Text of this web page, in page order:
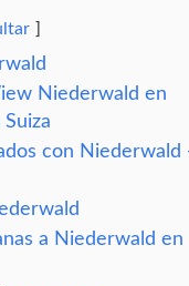
Niederwald en
con Niederwald
a Niederwald en